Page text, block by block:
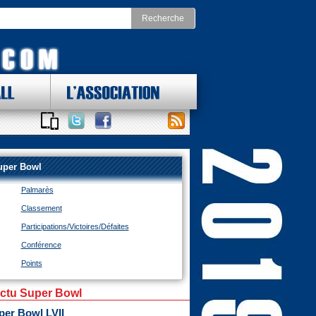
FOOTBALL CONFERENCE
Cowboys
Chicago Bears
York Giants
Detroit Lions
Eagles
Green Bay Packers
Redskins
Minnesota Vikings
Falcons
Orleans Saints
San Francisco 49ers
L'ASSOCIATION
DES LOTS !
Bowl
Palmarès
Classement
Participations/Victoires/Défaites
Conférence
Points
Super Bowl
Bowl LVII